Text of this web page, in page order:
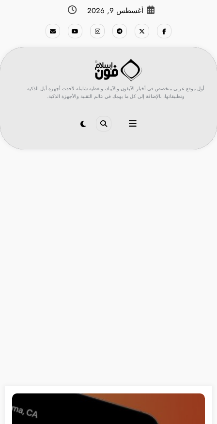
أغسطس 9, 2026
أول موقع عربي متخصص في أخبار الآيفون والآيباد، وتغطية شاملة لأحدث أجهزة أبل الذكية
وتطبيقاتها، بالإضافة إلى كل ما يهمك في عالم التقنية والأجهزة الذكية.